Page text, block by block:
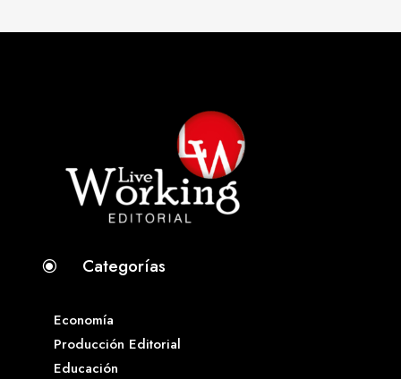
\ Categorías
Economía
Producción Editorial
Educación